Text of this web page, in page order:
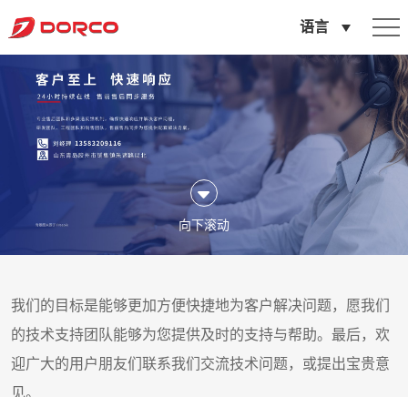
语言
山
东
械
有
限
公
司
向下滚动
我们的目标是能够更加方便快捷地为客户解决问题，愿我们
的技术支持团队能够为您提供及时的支持与帮助。最后，欢
迎广大的用户朋友们联系我们交流技术问题，或提出宝贵意
见。